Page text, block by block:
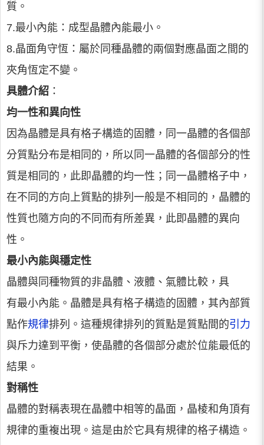
質。
7.最小內能：成型晶體內能最小。
8.晶面角守恆：屬於同種晶體的兩個對應晶面之間的
夾角恆定不變。
具體介紹 ：
均一性和異向性
因為晶體是具有格子構造的固體，同一晶體的各個部
分質點分布是相同的，所以同一晶體的各個部分的性
質是相同的，此即晶體的均一性；同一晶體格子中，
在不同的方向上質點的排列一般是不相同的，晶體的
性質也隨方向的不同而有所差異，此即晶體的異向
性。
最小內能與穩定性
晶體與同種物質的非晶體、液體、氣體比較，具
有最小內能。晶體是具有格子構造的固體，其內部質
點作規律排列。這種規律排列的質點是質點間的引力
與斥力達到平衡，使晶體的各個部分處於位能最低的
結果。
對稱性
晶體的對稱表現在晶體中相等的晶面，晶棱和角頂有
規律的重複出現。這是由於它具有規律的格子構造。